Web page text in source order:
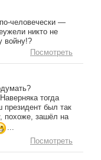
человечески —
никто не
войну!?
Посмотреть
тогда
президент был так
похоже, зашёл на
Посмотреть